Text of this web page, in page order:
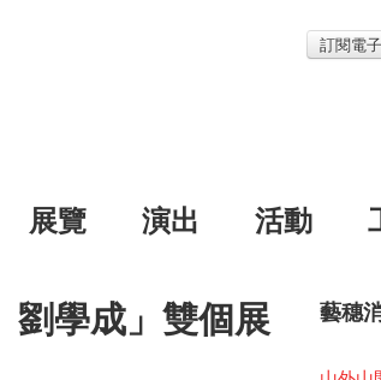
訂閱電
展覽 演出 活動
劉學成」雙個展
藝穗
暫停開
爵士
陶‧茗
格外地
🎃萬聖
第二
「與傳
不平淡
Pepe-
「百變